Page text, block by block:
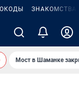
ЗНАКОМСТВА
Мост в Шаманке